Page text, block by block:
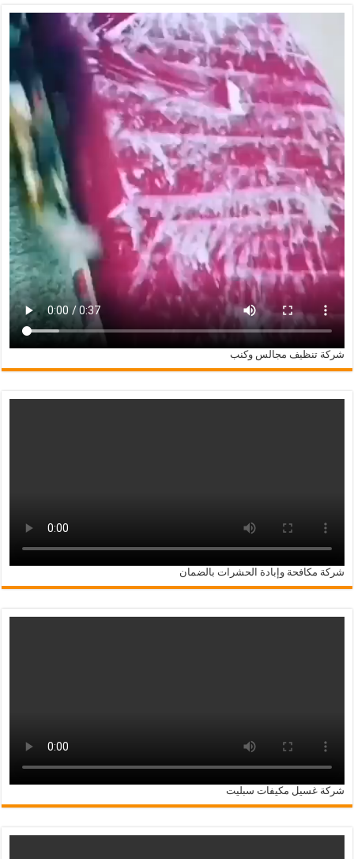
شركة تنظيف مجالس وكنب
شركة مكافحة وإبادة الحشرات بالضمان
شركة غسيل مكيفات سبليت